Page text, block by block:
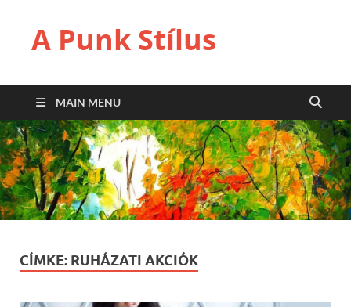
A Punk Stílus
MAIN MENU
CÍMKE: RUHÁZATI AKCIÓK